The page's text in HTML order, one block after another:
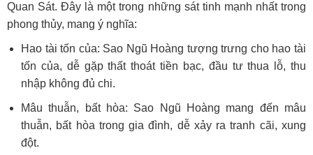
Quan Sát. Đây là một trong những sát tinh mạnh nhất trong
phong thủy, mang ý nghĩa:
Hao tài tốn của: Sao Ngũ Hoàng tượng trưng cho hao tài
tốn của, dễ gặp thất thoát tiền bạc, đầu tư thua lỗ, thu
nhập không đủ chi.
Mâu thuẫn, bất hòa: Sao Ngũ Hoàng mang đến mâu
thuẫn, bất hòa trong gia đình, dễ xảy ra tranh cãi, xung
đột.